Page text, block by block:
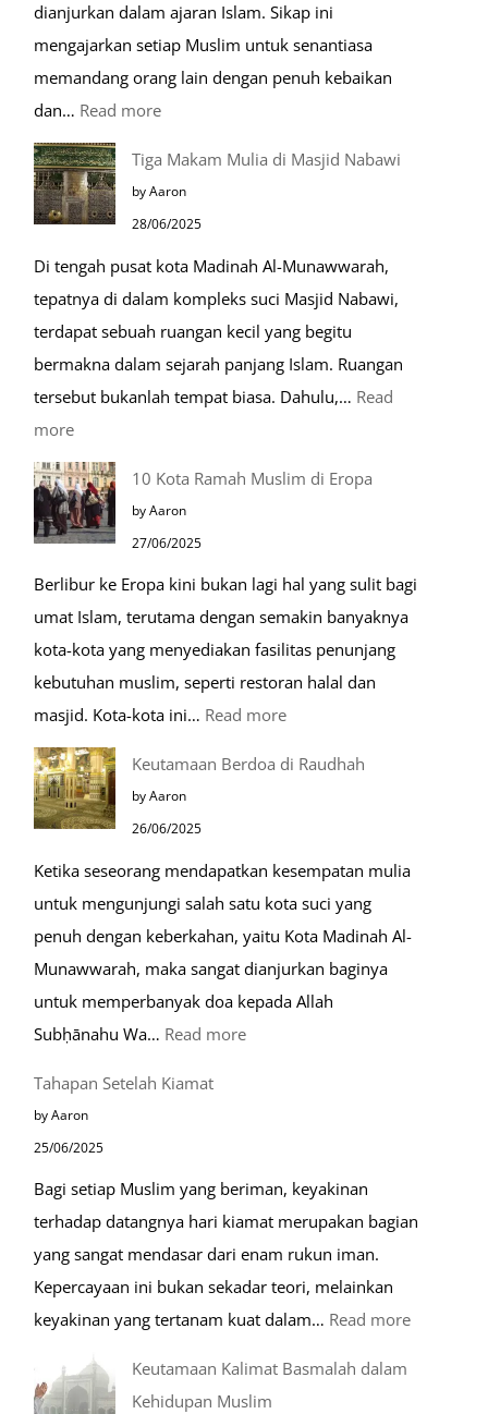
dianjurkan dalam ajaran Islam. Sikap ini
mengajarkan setiap Muslim untuk senantiasa
memandang orang lain dengan penuh kebaikan
dan… Read more:
Sehari-
hari
Tiga Makam Mulia di Masjid Nabawi
by Aaron
28/06/2025
Di tengah pusat kota Madinah Al-Munawwarah,
tepatnya di dalam kompleks suci Masjid Nabawi,
terdapat sebuah ruangan kecil yang begitu
bermakna dalam sejarah panjang Islam. Ruangan
tersebut bukanlah tempat biasa. Dahulu,… Read
more:
Tiga
Makam
Mulia
Masjid
Nabawi
10 Kota Ramah Muslim di Eropa
by Aaron
27/06/2025
Berlibur ke Eropa kini bukan lagi hal yang sulit bagi
umat Islam, terutama dengan semakin banyaknya
kota-kota yang menyediakan fasilitas penunjang
kebutuhan muslim, seperti restoran halal dan
masjid. Kota-kota ini… Read more:
di
Eropa
Keutamaan Berdoa di Raudhah
by Aaron
26/06/2025
Ketika seseorang mendapatkan kesempatan mulia
untuk mengunjungi salah satu kota suci yang
penuh dengan keberkahan, yaitu Kota Madinah Al-
Munawwarah, maka sangat dianjurkan baginya
untuk memperbanyak doa kepada Allah
Subḥānahu Wa… Read more:
Tahapan Setelah Kiamat
by Aaron
25/06/2025
Bagi setiap Muslim yang beriman, keyakinan
terhadap datangnya hari kiamat merupakan bagian
yang sangat mendasar dari enam rukun iman.
Kepercayaan ini bukan sekadar teori, melainkan
keyakinan yang tertanam kuat dalam… Read more:
Keutamaan Kalimat Basmalah dalam
Kehidupan Muslim